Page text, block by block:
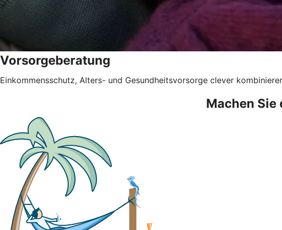
Vorsorgeberatung
Einkommensschutz, Alters- und Gesundheitsvorsorge clever
Machen Sie